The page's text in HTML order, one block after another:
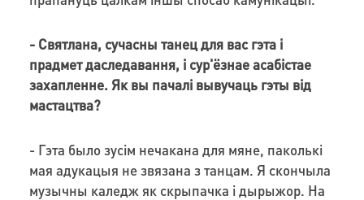
- Святлана, сучасны танец для вас гэта і
прадмет даследавання, і сур'ёзнае асабістае
захапленне. Як вы пачалі вывучаць гэты від
мастацтва?
- Гэта было зусім нечакана для мяне, паколькі
мая адукацыя не звязана з танцам. Я скончыла
музычны каледж як скрыпачка і дырыжор. На